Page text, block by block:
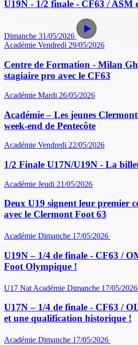
U19N - 1/2 finale - CF63 / ASM
Dimanche 31/05/2026
Académie Vendredi 29/05/2026
Centre de Formation - Milan
stagiaire pro avec le CF63
Académie Mardi 26/05/2026
Académie – Les jeunes
week-end de Pentecôte
Académie Vendredi 22/05/2026
1/2 Finale U17N/U19N - La
Académie Jeudi 21/05/2026
Deux U19 signent leur premier
avec le Clermont Foot 63
Académie Dimanche 17/05/2026
U19N – 1/4 de finale - CF63 /
Foot Olympique !
U17 Nat Académie Dimanche 17/05/2026
U17N – 1/4 de finale - CF63 /
et une qualification historique !
Académie Dimanche 17/05/2026